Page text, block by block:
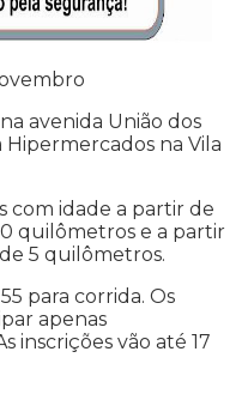
avenida União dos
Hipermercados na Vila
com idade a partir de
quilômetros e a partir
5 quilômetros.
para corrida. Os
apenas
inscrições vão até 17